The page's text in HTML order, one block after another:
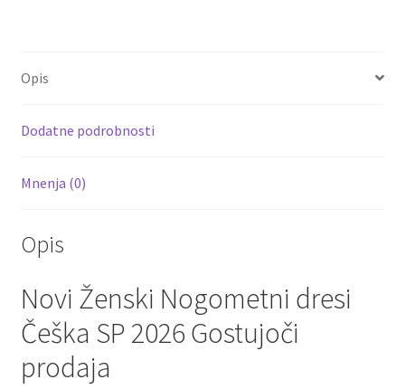
k
Opis
Dodatne podrobnosti
Mnenja (0)
Opis
Novi Ženski Nogometni dresi
Češka SP 2026 Gostujoči
prodaja